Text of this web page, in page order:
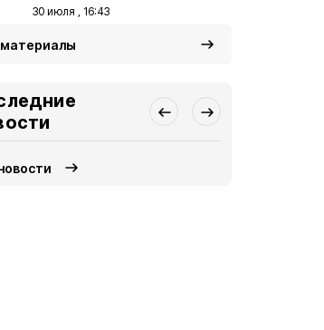
30 июля , 16:43